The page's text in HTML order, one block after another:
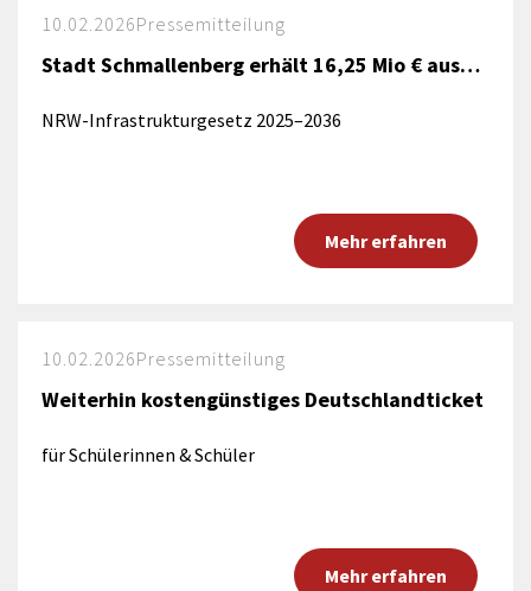
10.02.2026Pressemitteilung
Stadt Schmallenberg erhält 16,25 Mio € aus…
NRW-Infrastrukturgesetz 2025–2036
Mehr erfahren
10.02.2026Pressemitteilung
Weiterhin kostengünstiges Deutschlandticket
für Schülerinnen & Schüler
Mehr erfahren